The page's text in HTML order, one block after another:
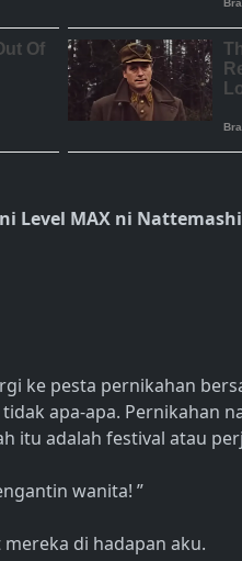
Level MAX ni
ke pesta pernikahan
apa-apa. Pernikahan
itu adalah festival atau
wanita! ”
di hadapan aku.